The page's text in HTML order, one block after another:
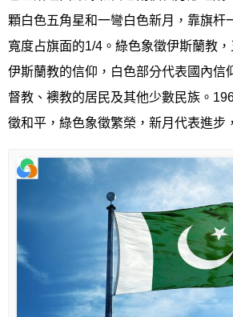
顆白色五角星和一彎白色新月，靠旗杆
寬度占旗面的1/4。綠色象徵伊斯蘭教
伊斯蘭教的信仰，白色部分代表國內信
督教、襖教的居民及其他少數民族。
徵和平，綠色象徵繁榮，新月代表進步